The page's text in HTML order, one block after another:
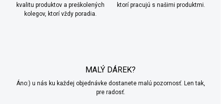
kvalitu produktov a preškolených
kolegov, ktorí vždy poradia.
ktorí pracujú s našimi produktmi.
MALÝ DÁREK?
Áno:) u nás ku každej objednávke dostanete malú pozornosť. Len tak,
pre radosť.